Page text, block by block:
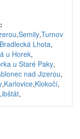
,Semily,Turnov
Bradlecká Lhota,
u Horek,
u Staré Paky,
nad Jizerou,
,Karlovice,Klokočí,
,